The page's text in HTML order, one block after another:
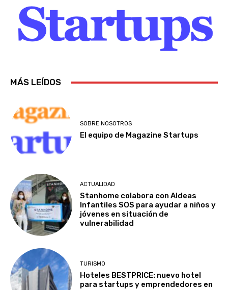
MÁS LEÍDOS
SOBRE NOSOTROS
El equipo de Magazine Startups
ACTUALIDAD
Stanhome colabora con Aldeas
Infantiles SOS para ayudar a niños y
jóvenes en situación de
vulnerabilidad
TURISMO
Hoteles BESTPRICE: nuevo hotel
para startups y emprendedores en